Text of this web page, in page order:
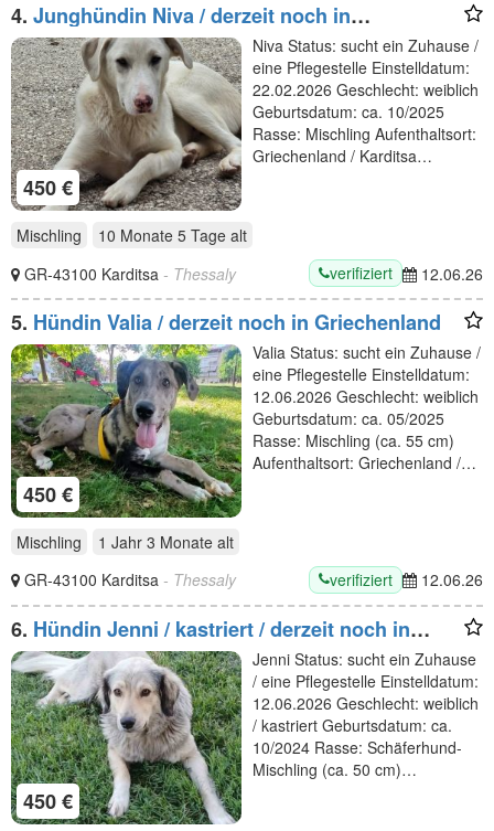
4. Junghündin Niva / derzeit noch in
Griechenland
450 €
Niva Status: sucht ein Zuhause /
eine Pflegestelle Einstelldatum:
22.02.2026 Geschlecht: weiblich
Geburtsdatum: ca. 10/2025
Rasse: Mischling Aufenthaltsort:
Griechenland / Karditsa…
Mischling 10 Monate 5 Tage alt
GR-43100 Karditsa - Thessaly verifiziert 12.06.26
5. Hündin Valia / derzeit noch in Griechenland
450 €
Valia Status: sucht ein Zuhause /
eine Pflegestelle Einstelldatum:
12.06.2026 Geschlecht: weiblich
Geburtsdatum: ca. 05/2025
Rasse: Mischling (ca. 55 cm)
Aufenthaltsort: Griechenland /…
Mischling 1 Jahr 3 Monate alt
GR-43100 Karditsa - Thessaly verifiziert 12.06.26
6. Hündin Jenni / kastriert / derzeit noch in
Griechenland
450 €
Jenni Status: sucht ein Zuhause
/ eine Pflegestelle Einstelldatum:
12.06.2026 Geschlecht: weiblich
/ kastriert Geburtsdatum: ca.
10/2024 Rasse: Schäferhund-
Mischling (ca. 50 cm)…